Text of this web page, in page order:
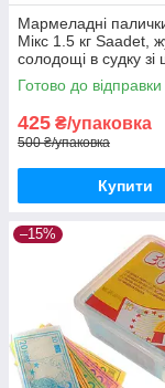
Мармеладні
Мікс 1.5 кг Saadet,
солодощі в судку
Туреччина
Готово до відправки
425 ₴/упаковка
500 ₴/упаковка
Купити
–15%